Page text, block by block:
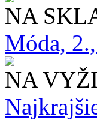
NA
Móda,
NA